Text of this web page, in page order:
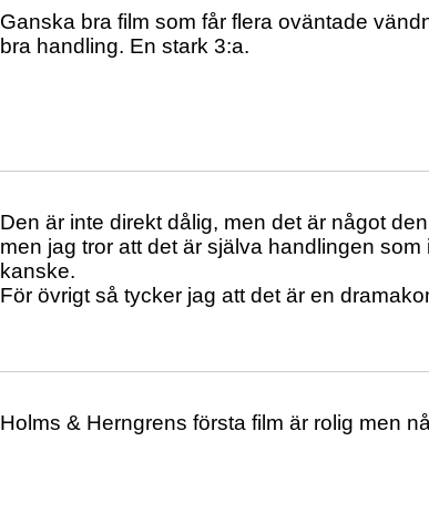
Ganska bra film som får flera oväntade
bra handling. En stark 3:a.
Den är inte direkt dålig, men det är något
men jag tror att det är själva handlingen
kanske.
För övrigt så tycker jag att det är en
Holms & Herngrens första film är rolig men